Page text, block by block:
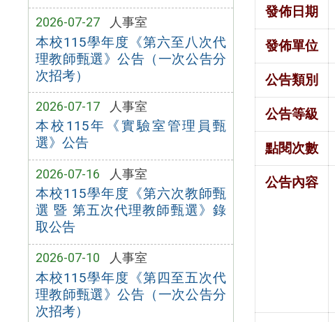
2026-07-27 人事室
本校115學年度《第六至八次代
理教師甄選》公告（一次公告分
次招考）
2026-07-17 人事室
本校115年《實驗室管理員甄
選》公告
2026-07-16 人事室
本校115學年度《第六次教師甄
選 暨 第五次代理教師甄選》錄
取公告
2026-07-10 人事室
本校115學年度《第四至五次代
理教師甄選》公告（一次公告分
次招考）
發佈日期
發佈單位
公告類別
公告等級
點閱次數
公告內容